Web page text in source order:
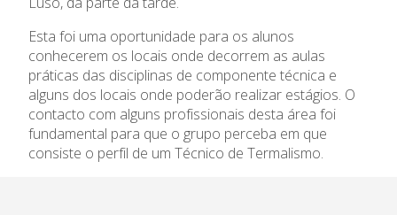
Informações
APEE
Notícias
Esta foi uma oportunidade para os alunos
conhecerem os locais onde decorrem as aulas
práticas das disciplinas de componente técnica e
alguns dos locais onde poderão realizar estágios. O
contacto com alguns profissionais desta área foi
fundamental para que o grupo perceba em que
consiste o perfil de um Técnico de Termalismo.